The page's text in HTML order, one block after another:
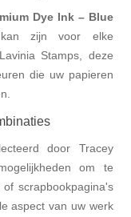
Dye Ink – Blue
zijn voor elke
Stamps, deze
die uw papieren
door Tracey
om te
scrapbookpagina's
aspect van uw werk